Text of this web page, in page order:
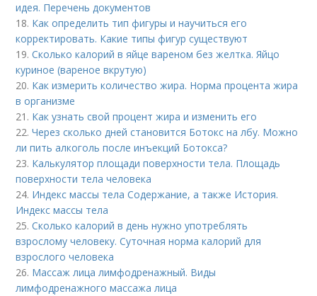
идея. Перечень документов
18. Как определить тип фигуры и научиться его
корректировать. Какие типы фигур существуют
19.Сколько калорий в яйце вареном без желтка. Яйцо
куриное (вареное вкрутую)
20. Как измерить количество жира. Норма процента жира
в организме
21. Как узнать свой процент жира и изменить его
22.Через сколько дней становится Ботокс на лбу. Можно
ли пить алкоголь после инъекций Ботокса?
23. Калькулятор площади поверхности тела. Площадь
поверхности тела человека
24. Индекс массы тела Содержание, а также История.
Индекс массы тела
25.Сколько калорий в день нужно употреблять
взрослому человеку. Суточная норма калорий для
взрослого человека
26. Массаж лица лимфодренажный. Виды
лимфодренажного массажа лица